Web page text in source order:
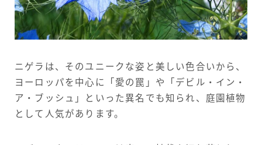
ニゲラは、そのユニークな姿と美しい色合いから、
ヨーロッパを中心に「愛の罠」や「デビル・イン・
ア・ブッシュ」といった異名でも知られ、庭園植物
として人気があります。